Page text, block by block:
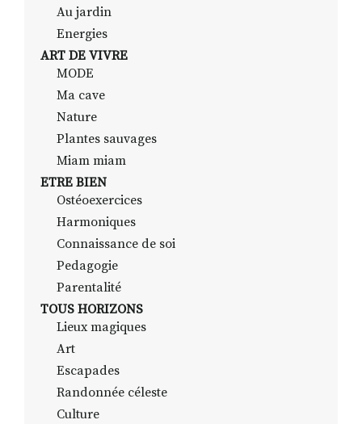
Au jardin
Energies
ART DE VIVRE
MODE
Ma cave
Nature
Plantes sauvages
Miam miam
ETRE BIEN
Ostéoexercices
Harmoniques
Connaissance de soi
Pedagogie
Parentalité
TOUS HORIZONS
Lieux magiques
Art
Escapades
Randonnée céleste
Culture